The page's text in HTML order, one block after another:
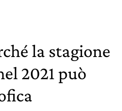
la stagione
2021 può